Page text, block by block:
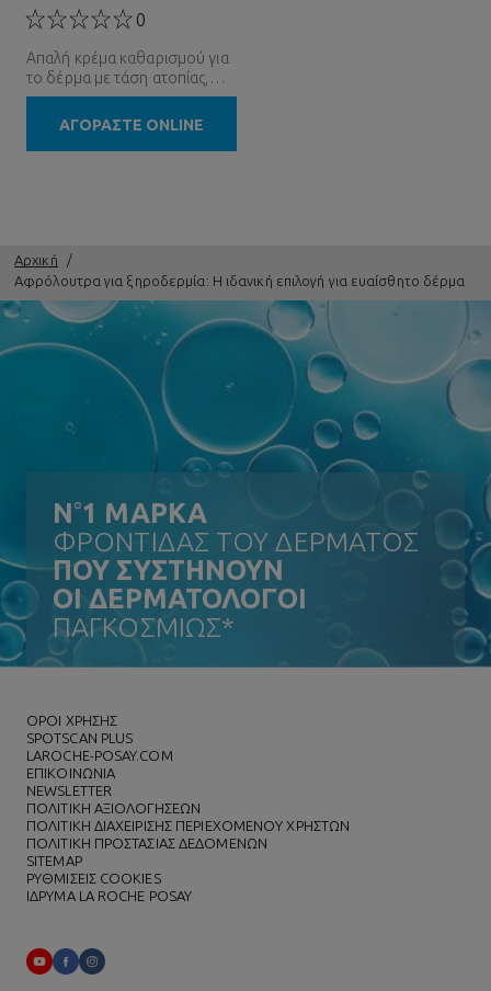
0
Απαλή κρέμα καθαρισμού για
το δέρμα με τάση ατοπίας,
χωρίς άρωμα
ΑΓΟΡΑΣΤΕ ONLINE
Αρχική
Αφρόλουτρα για ξηροδερμία: Η ιδανική επιλογή για ευαίσθητο δέρμα
N°1 ΜΑΡΚΑ
ΦΡΟΝΤΙΔΑΣ ΤΟΥ ΔΕΡΜΑΤΟΣ
ΠΟΥ ΣΥΣΤΗΝΟΥΝ
ΟΙ ΔΕΡΜΑΤΟΛΟΓΟΙ
ΠΑΓΚΟΣΜΙΩΣ*
ΌΡΟΙ ΧΡΗΣΗΣ
SPOTSCAN PLUS
LAROCHE-POSAY.COM
ΕΠΙΚΟΙΝΩΝΙΑ
NEWSLETTER
ΠΟΛΙΤΙΚΗ ΑΞΙΟΛΟΓΗΣΕΩΝ
ΠΟΛΙΤΙΚΗ ΔΙΑΧΕΙΡΙΣΗΣ ΠΕΡΙΕΧΟΜΕΝΟΥ ΧΡΗΣΤΩΝ
ΠΟΛΙΤΙΚΗ ΠΡΟΣΤΑΣΙΑΣ ΔΕΔΟΜΕΝΩΝ
SITEMAP
ΡΥΘΜΙΣΕΙΣ COOKIES
ΙΔΡΥΜΑ LA ROCHE POSAY